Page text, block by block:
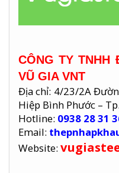
CÔNG TY TNHH
VŨ GIA VNT
Địa chỉ: 4/23/2A
Hiệp Bình Phước –
Hotline: 0938 28 31
Email:
Website: